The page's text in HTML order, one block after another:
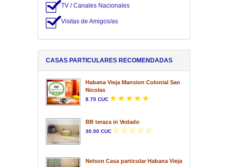
TV / Canales Nacionales
Visitas de Amigos/as
CASAS PARTICULARES RECOMENDADAS
Habana Vieja Mansion Colonial San
Nicolas
8.75 CUC
BB teraza in Vedado
30.00 CUC
Nelson Casa particular Habana Vieja